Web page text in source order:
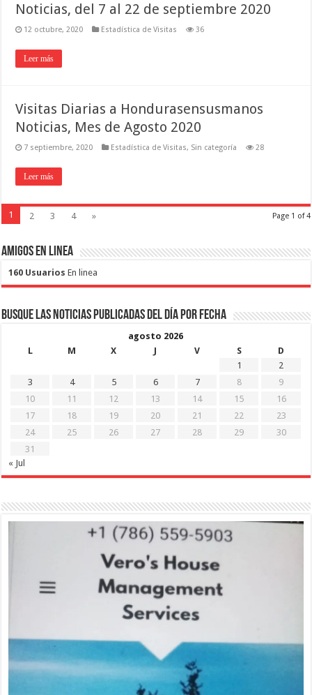
Noticias, del 7 al 22 de septiembre 2020
12 octubre, 2020 Estadística de Visitas 36
Leer más
Visitas Diarias a Hondurasensusmanos
Noticias, Mes de Agosto 2020
7 septiembre, 2020 Estadística de Visitas, Sin categoría 28
Leer más
Page 1 of 4
1 2 3 4 »
Amigos en Linea
160 Usuarios En linea
Busque las noticias publicadas del día por fecha
agosto 2026
L
M X J V S
D
1
2
3
4 5 6 7 8
9
10
11 12 13 14 15
16
17
18 19 20 21 22
23
24
25 26 27 28 29
30
31
« Jul